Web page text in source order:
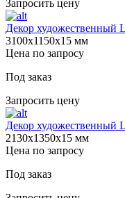
Запросить цену
Декор художественный
3100х1150х15 мм
Цена по запросу
Под заказ
Запросить цену
Декор художественный
2130х1350х15 мм
Цена по запросу
Под заказ